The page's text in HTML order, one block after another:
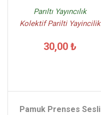
Parıltı Yayıncılık
Kolektif Parilti Yayincilik
30,00 ₺
Pamuk Prenses Sesli